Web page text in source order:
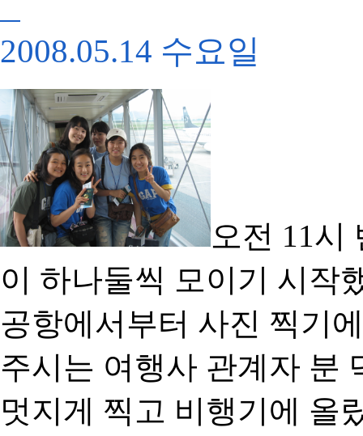
2008.05.14 수요일
오전 11시
이 하나둘씩 모이기 시작
공항에서부터 사진 찍기
주시는 여행사 관계자 분
멋지게 찍고 비행기에 올